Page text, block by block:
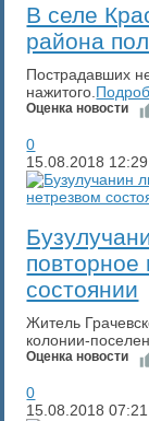
В селе
района
Пострадавших
нажитого.
Оценка новости
0
15.08.2018 12:29
повторное
состоянии
Житель
колонии-
Оценка новости
0
15.08.2018 07:21